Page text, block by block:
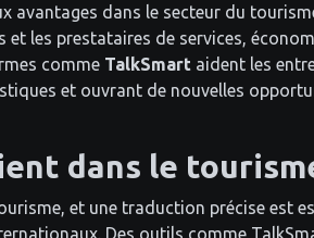
avantages dans le secteur du
les prestataires de services,
comme TalkSmart aident les
et ouvrant de nouvelles
dans le
et une traduction précise est
Des outils comme